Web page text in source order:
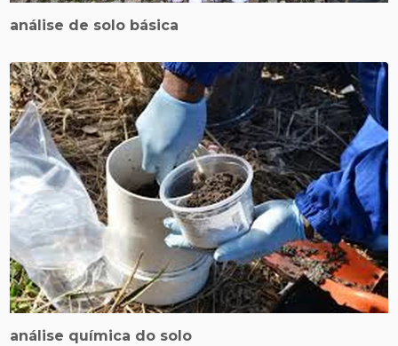
análise de solo básica
análise química do solo